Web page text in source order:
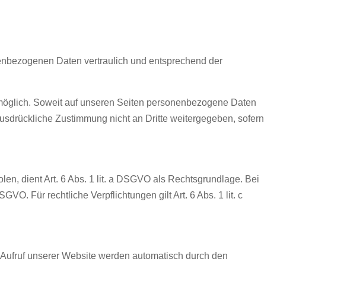
Daten vertraulich und entsprechend der
Soweit auf unseren Seiten personenbezogene Daten
Zustimmung nicht an Dritte weitergegeben, sofern
dient Art. 6 Abs. 1 lit. a DSGVO als Rechtsgrundlage. Bei
Für rechtliche Verpflichtungen gilt Art. 6 Abs. 1 lit. c
unserer Website werden automatisch durch den